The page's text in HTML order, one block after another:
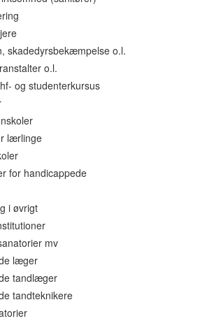
skadedyrsbekæmpelse o.l.
o.l.
og studenterkursus
lærlinge
for handicappede
i øvrigt
mv
læger
tandlæger
tandteknikere